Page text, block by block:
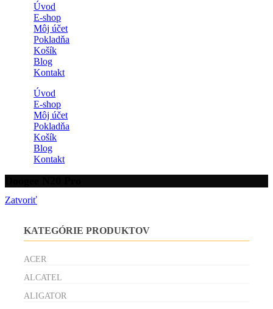
Úvod
E-shop
Môj účet
Pokladňa
Košík
Blog
Kontakt
Úvod
E-shop
Môj účet
Pokladňa
Košík
Blog
Kontakt
Zatvoriť
KATEGÓRIE PRODUKTOV
ACER
ALCATEL
ALIGATOR